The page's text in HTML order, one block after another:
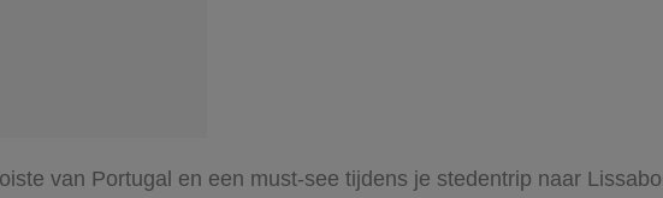
van Portugal en een must-see tijdens je stedentrip naar